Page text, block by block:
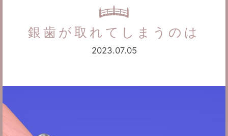
銀歯が取れてしまうのは
2023.07.05